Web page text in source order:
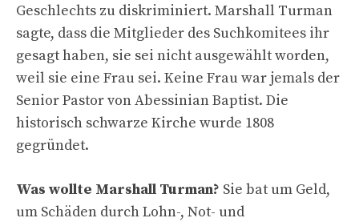
Geschlechts zu diskriminiert. Marshall Turman
sagte, dass die Mitglieder des Suchkomitees ihr
gesagt haben, sie sei nicht ausgewählt worden,
weil sie eine Frau sei. Keine Frau war jemals der
Senior Pastor von Abessinian Baptist. Die
historisch schwarze Kirche wurde 1808
gegründet.
Was wollte Marshall Turman? Sie bat um Geld,
um Schäden durch Lohn-, Not- und